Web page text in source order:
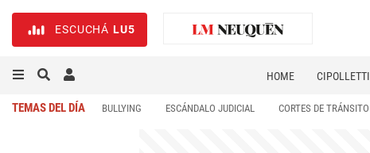
ESCUCHÁ LU5
HOME CIPOLLETTI
TEMAS DEL DÍA BULLYING ESCÁNDALO JUDICIAL CORTES DE TRÁNSITO